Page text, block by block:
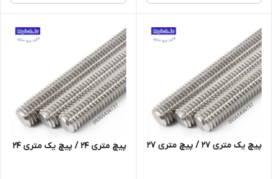
پیچ یک متری 27 / پیچ متری 27 پیچ متری 24 / پیچ یک متری 24